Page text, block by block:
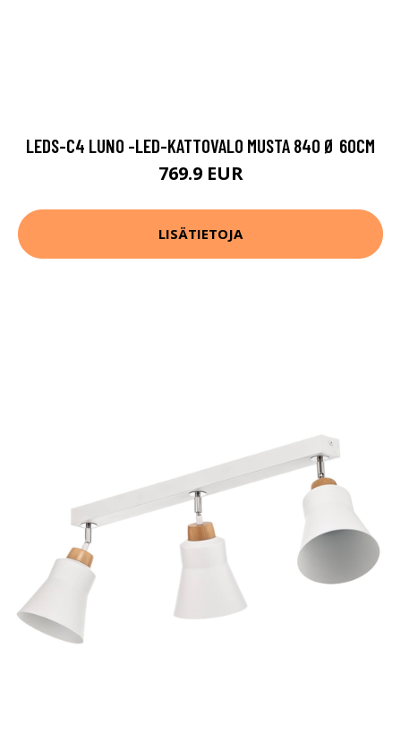
LEDS-C4 LUNO -LED-KATTOVALO MUSTA 840 Ø 60CM
769.9 EUR
LISÄTIETOJA